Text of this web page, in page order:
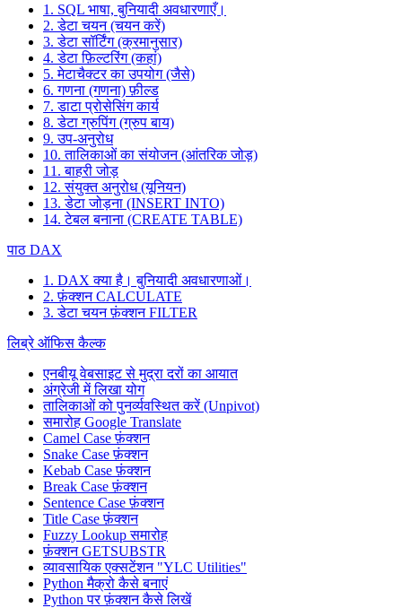
1. SQL भाषा, बुनियादी अवधारणाएँ।
2. डेटा चयन (चयन करें)
3. डेटा सॉर्टिंग (क्रमानुसार)
4. डेटा फ़िल्टरिंग (कहां)
5. मेटाचैक्टर का उपयोग (जैसे)
6. गणना (गणना) फ़ील्ड
7. डाटा प्रोसेसिंग कार्य
8. डेटा ग्रुपिंग (ग्रुप बाय)
9. उप-अनुरोध
10. तालिकाओं का संयोजन (आंतरिक जोड़)
11. बाहरी जोड़
12. संयुक्त अनुरोध (यूनियन)
13. डेटा जोड़ना (INSERT INTO)
14. टेबल बनाना (CREATE TABLE)
पाठ DAX
1. DAX क्या है। बुनियादी अवधारणाओं।
2. फ़ंक्शन CALCULATE
3. डेटा चयन फ़ंक्शन FILTER
लिब्रे ऑफिस कैल्क
एनबीयू वेबसाइट से मुद्रा दरों का आयात
अंग्रेजी में लिखा योग
तालिकाओं को पुनर्व्यवस्थित करें (Unpivot)
समारोह Google Translate
Camel Case फ़ंक्शन
Snake Case फ़ंक्शन
Kebab Case फ़ंक्शन
Break Case फ़ंक्शन
Sentence Case फ़ंक्शन
Title Case फ़ंक्शन
Fuzzy Lookupसमारोह
फ़ंक्शन GETSUBSTR
व्यावसायिक एक्सटेंशन "YLC Utilities"
Python मैक्रो कैसे बनाएं
Python पर फ़ंक्शन कैसे लिखें